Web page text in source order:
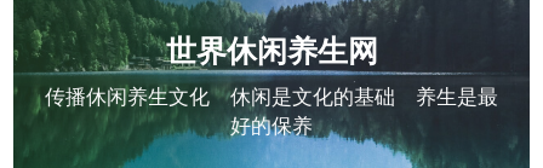
世界休闲养生网
传播休闲养生文化 休闲是文化的基础 养生是最
好的保养